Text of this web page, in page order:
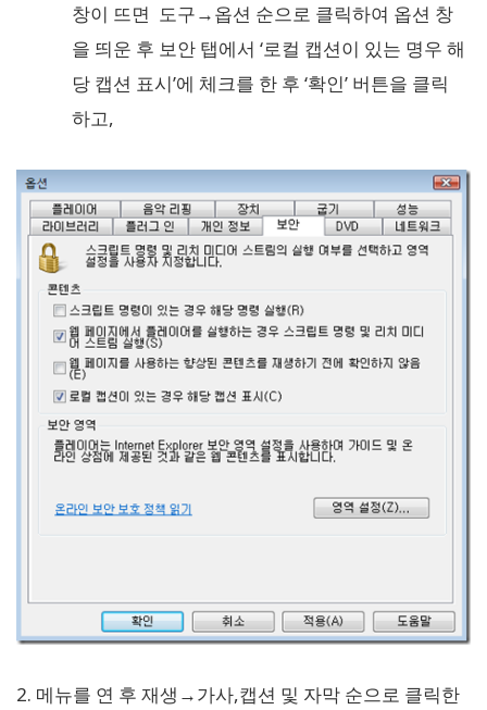
창이 뜨면 도구→옵션 순으로 클릭하여 옵션 창
을 띄운 후 보안 탭에서 ‘로컬 캡션이 있는 명우 해
당 캡션 표시’에 체크를 한 후 ‘확인’ 버튼을 클릭
하고,
2. 메뉴를 연 후 재생→가사,캡션 및 자막 순으로 클릭한